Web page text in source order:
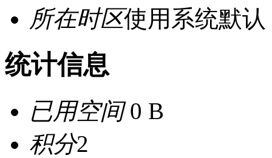
所在时区使用系统默认
统计信息
已用空间0 B
积分2